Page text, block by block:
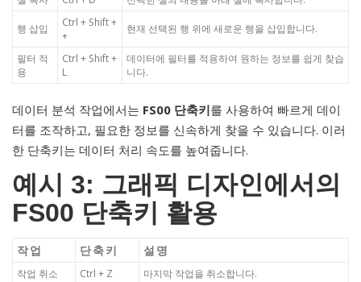
행 삽입
Ctrl + Shift +
+
현재 선택된 행 위에 새로운 행을 삽입합니다.
필터 적
용
Ctrl + Shift +
L
데이터에 필터를 적용하여 원하는 정보를 쉽게 찾습
니다.
데이터 분석 작업에서는 FS00 단축키를 사용하여 빠르게 데이
터를 조작하고, 필요한 정보를 신속하게 찾을 수 있습니다. 이러
한 단축키는 데이터 처리 속도를 높여줍니다.
예시 3: 그래픽 디자인에서의
FS00 단축키 활용
작업 단축키 설명
작업 취소 Ctrl + Z
마지막 작업을 취소합니다.